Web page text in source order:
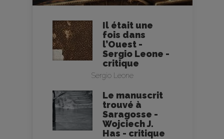
Il était une
fois dans
l’Ouest -
Sergio Leone -
critique
Sergio Leone
Le manuscrit
trouvé à
Saragosse -
Wojciech J.
Has - critique